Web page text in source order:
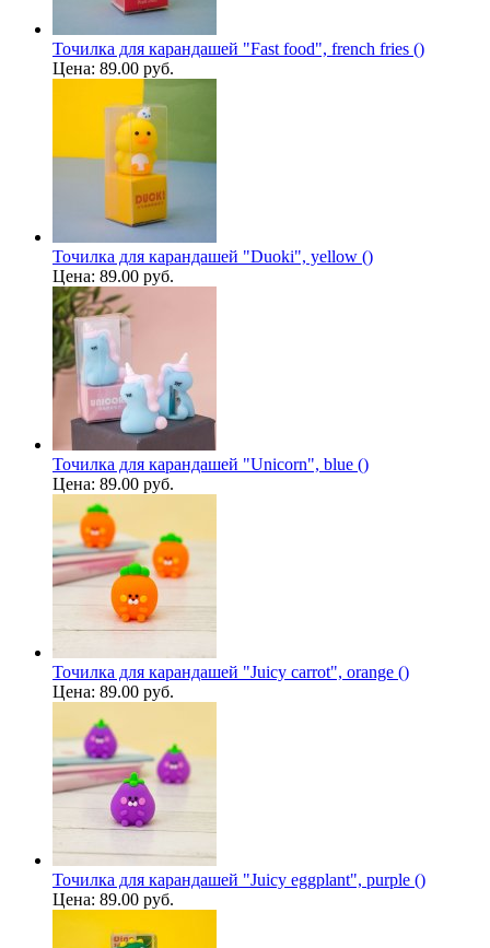
Точилка для карандашей "Fast food", french fries ()
Цена: 89.00 руб.
Точилка для карандашей "Duoki", yellow ()
Цена: 89.00 руб.
Точилка для карандашей "Unicorn", blue ()
Цена: 89.00 руб.
Точилка для карандашей "Juicy carrot", orange ()
Цена: 89.00 руб.
Точилка для карандашей "Juicy eggplant", purple ()
Цена: 89.00 руб.